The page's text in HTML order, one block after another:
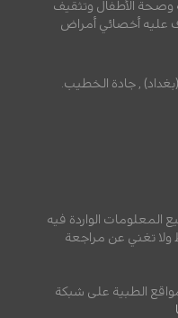
وصحة الأطفال وتثقيف
عليه أخصائي أمراض
, جادة الخطيب.
المعلومات الواردة فيه
تغني عن مراجعة
الطبية على شبكة